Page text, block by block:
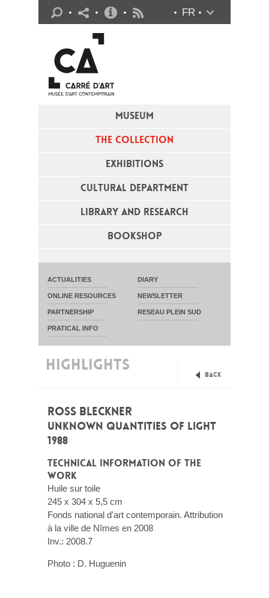
MUSEUM
THE COLLECTION
EXHIBITIONS
CULTURAL DEPARTMENT
LIBRARY AND RESEARCH
BOOKSHOP
FR
ACTUALITIES DIARY
ONLINE RESOURCES NEWSLETTER
PARTNERSHIP RESEAU PLEIN SUD
PRATICAL INFO
Practical info
HIGHLIGHTS
Back
ROSS BLECKNER
UNKNOWN QUANTITIES OF LIGHT
1988
TECHNICAL INFORMATION OF THE
WORK
Huile sur toile
245 x 304 x 5,5 cm
Fonds national d'art contemporain. Attribution
à la ville de Nîmes en 2008
Inv.: 2008.7
Photo : D. Huguenin